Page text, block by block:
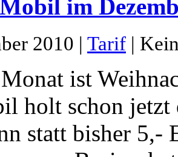
im
2010 | Tarif |
ist
holt schon jetzt
statt bisher